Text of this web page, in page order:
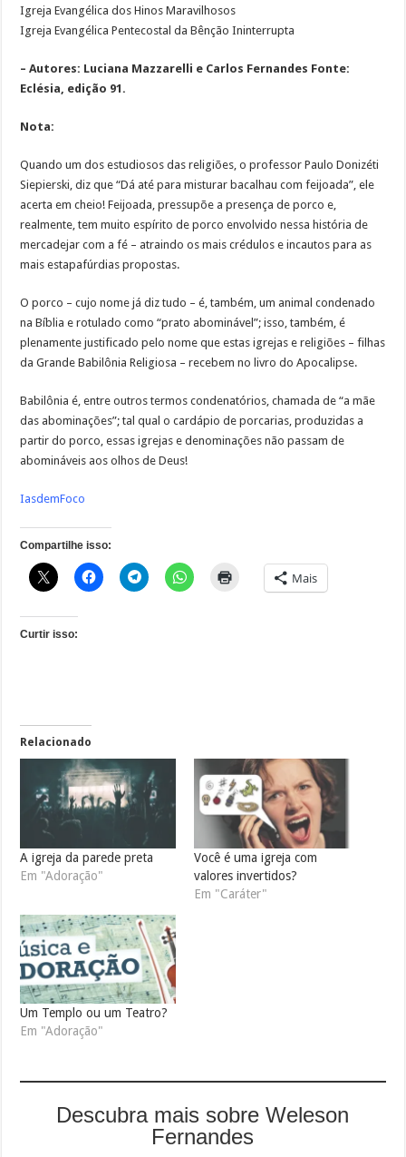
Igreja Evangélica dos Hinos Maravilhosos
Igreja Evangélica Pentecostal da Bênção Ininterrupta
– Autores: Luciana Mazzarelli e Carlos Fernandes Fonte:
Eclésia, edição 91.
Nota:
Quando um dos estudiosos das religiões, o professor Paulo Donizéti
Siepierski, diz que “Dá até para misturar bacalhau com feijoada”, ele
acerta em cheio! Feijoada, pressupõe a presença de porco e,
realmente, tem muito espírito de porco envolvido nessa história de
mercadejar com a fé – atraindo os mais crédulos e incautos para as
mais estapafúrdias propostas.
O porco – cujo nome já diz tudo – é, também, um animal condenado
na Bíblia e rotulado como “prato abominável”; isso, também, é
plenamente justificado pelo nome que estas igrejas e religiões – filhas
da Grande Babilônia Religiosa – recebem no livro do Apocalipse.
Babilônia é, entre outros termos condenatórios, chamada de “a mãe
das abominações”; tal qual o cardápio de porcarias, produzidas a
partir do porco, essas igrejas e denominações não passam de
abomináveis aos olhos de Deus!
IasdemFoco
Compartilhe isso:
Mais
Curtir isso:
Relacionado
A igreja da parede preta
Em "Adoração"
Você é uma igreja com
valores invertidos?
Em "Caráter"
Um Templo ou um Teatro?
Em "Adoração"
Descubra mais sobre Weleson
Fernandes